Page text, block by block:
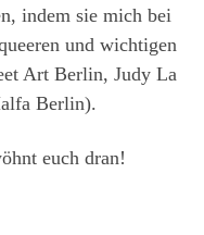
indem sie mich bei
und wichtigen
Art Berlin, Judy La
Berlin).
euch dran!